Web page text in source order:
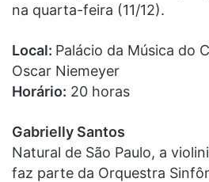
na quarta-feira (11/12).
Local: Palácio da Música do
Oscar Niemeyer
Horário: 20 horas
Gabrielly Santos
Natural de São Paulo, a
faz parte da Orquestra